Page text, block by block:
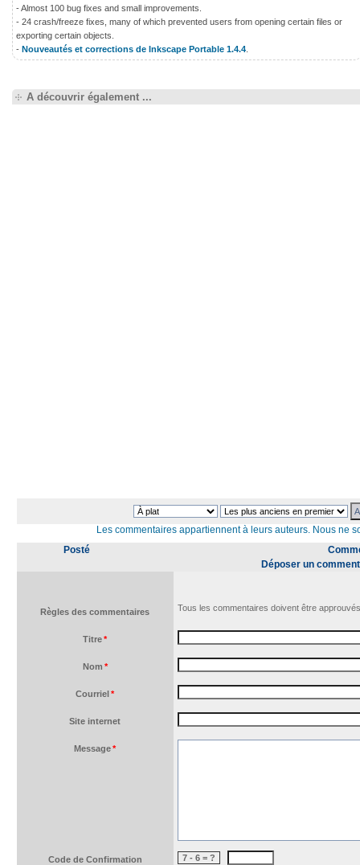
- Almost 100 bug fixes and small improvements.
- 24 crash/freeze fixes, many of which prevented users from opening certain files or
exporting certain objects.
- Nouveautés et corrections de Inkscape Portable 1.4.4
A découvrir également ...
Les commentaires appartiennent à leurs auteurs. Nous ne
Posté
Déposer un
Règles des commentaires Tous les commentaires doivent être
Titre *
Nom *
Courriel *
Site internet
Message *
Code de Confirmation 7 - 6 = ?